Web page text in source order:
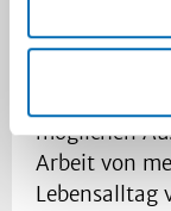
Dabei
zur
möglichen
Arbeit von
Lebensalltag